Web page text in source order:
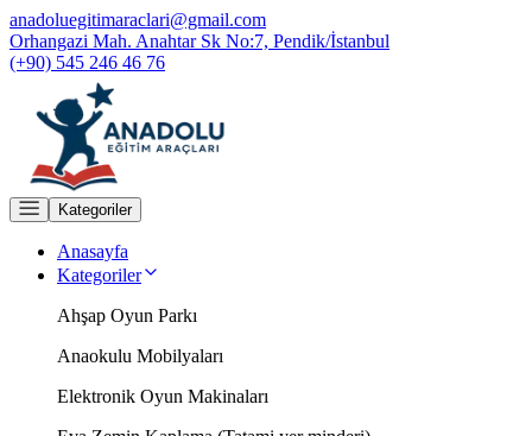
anadoluegitimaraclari@gmail.com
Orhangazi Mah. Anahtar Sk No:7, Pendik/İstanbul
(+90) 545 246 46 76
Kategoriler
Anasayfa
Kategoriler
Ahşap Oyun Parkı
Anaokulu Mobilyaları
Elektronik Oyun Makinaları